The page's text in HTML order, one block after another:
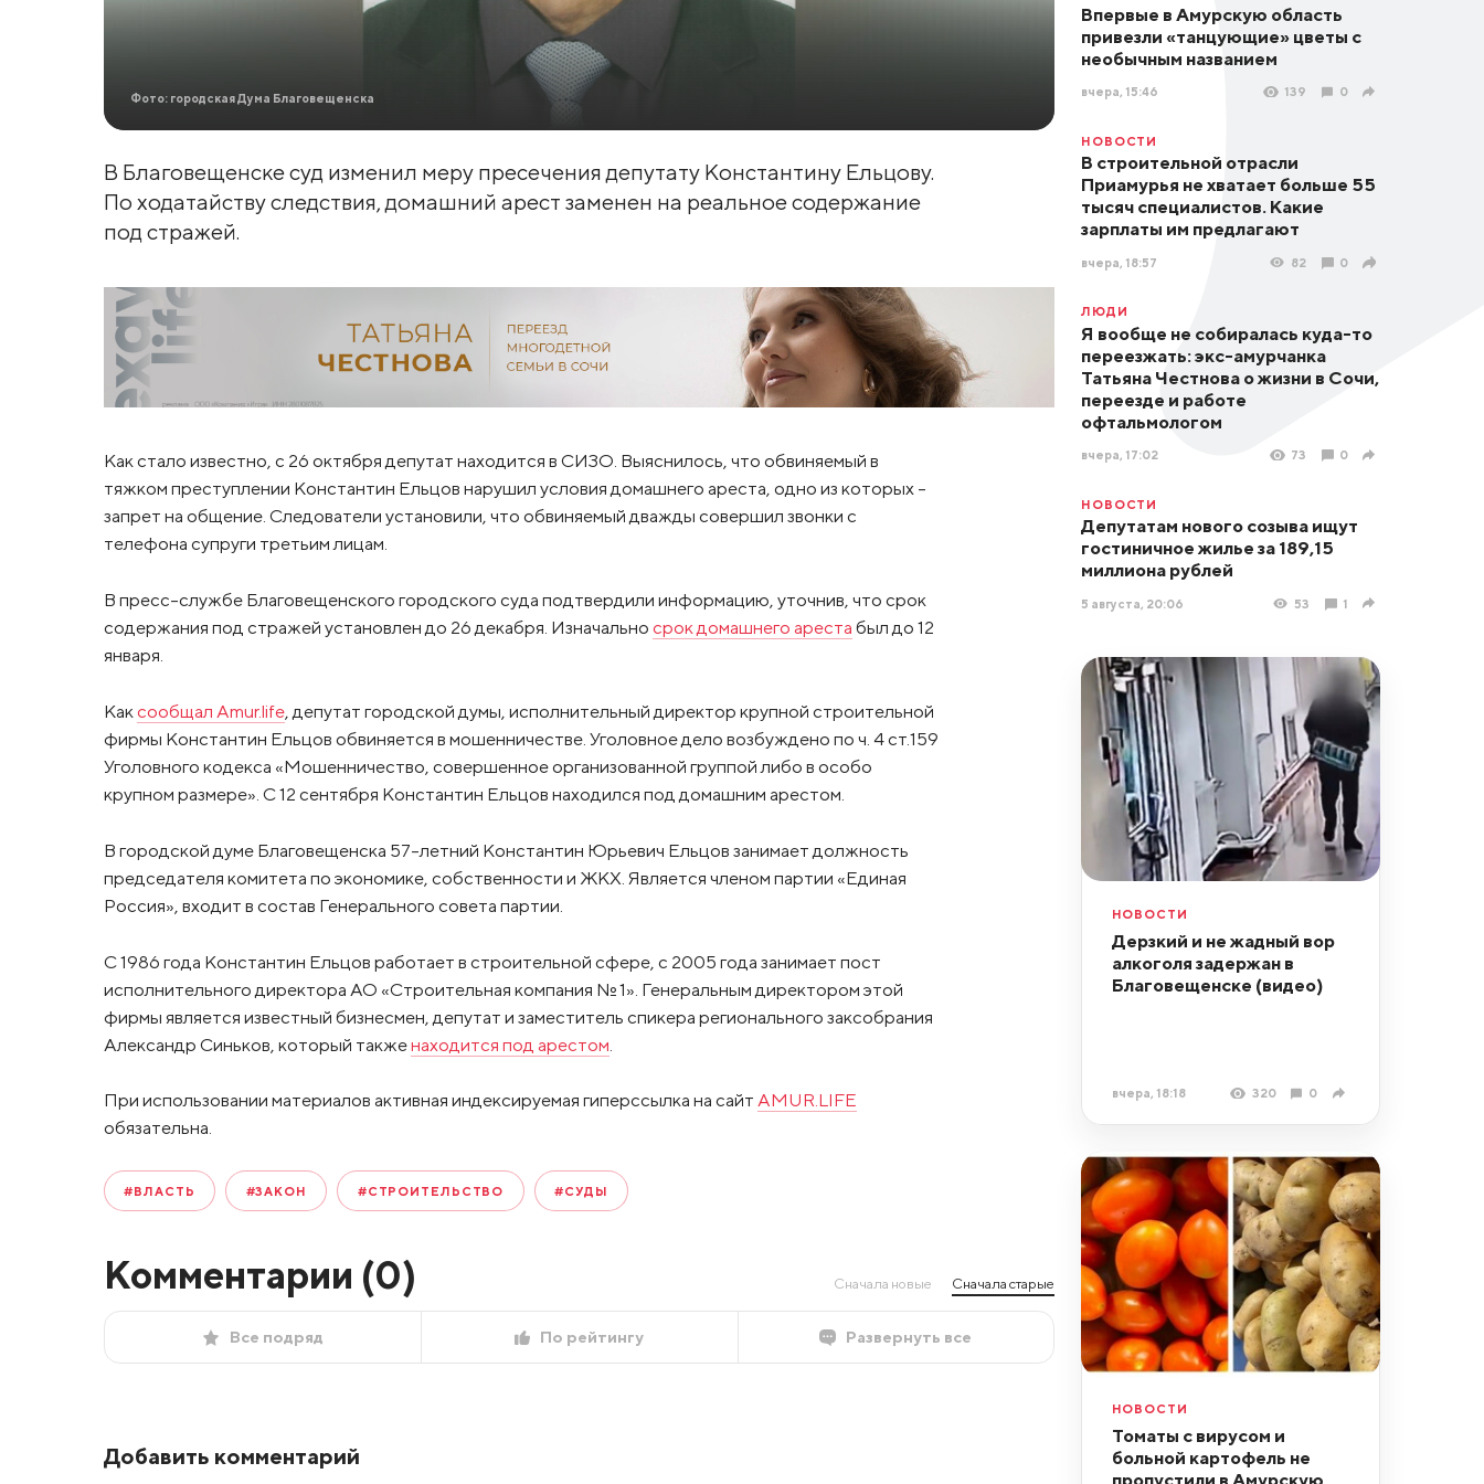
Фото: городская Дума Благовещенска
В Благовещенске суд изменил меру пресечения депутату Константину Ельцову.
По ходатайству следствия, домашний арест заменен на реальное содержание
под стражей.
Как стало известно, с 26 октября депутат находится в СИЗО. Выяснилось, что обвиняемый в
тяжком преступлении Константин Ельцов нарушил условия домашнего ареста, одно из которых –
запрет на общение. Следователи установили, что обвиняемый дважды совершил звонки с
телефона супруги третьим лицам.
В пресс-службе Благовещенского городского суда подтвердили информацию, уточнив, что срок
содержания под стражей установлен до 26 декабря. Изначально срок домашнего ареста был до 12
января.
Как сообщал Amur.life, депутат городской думы, исполнительный директор крупной строительной
фирмы Константин Ельцов обвиняется в мошенничестве. Уголовное дело возбуждено по ч. 4 ст.159
Уголовного кодекса «Мошенничество, совершенное организованной группой либо в особо
крупном размере». С 12 сентября Константин Ельцов находился под домашним арестом.
В городской думе Благовещенска 57-летний Константин Юрьевич Ельцов занимает должность
председателя комитета по экономике, собственности и ЖКХ. Является членом партии «Единая
Россия», входит в состав Генерального совета партии.
С 1986 года Константин Ельцов работает в строительной сфере, с 2005 года занимает пост
исполнительного директора АО «Строительная компания № 1». Генеральным директором этой
фирмы является известный бизнесмен, депутат и заместитель спикера регионального заксобрания
Александр Синьков, который такженаходится под арестом
При использовании материалов активная индексируемая гиперссылка на сайт AMUR.LIFE
обязательна.
#ВЛАСТЬ #ЗАКОН #СТРОИТЕЛЬСТВО #СУДЫ
Комментарии (0) Сначала новые Сначала старые
Все подряд По рейтингу Развернуть все
Добавить комментарий
Впервые в Амурскую область
привезли «танцующие» цветы с
необычным названием
вчера, 15:46 139 0
НОВОСТИ
В строительной отрасли
Приамурья не хватает больше 55
тысяч специалистов. Какие
зарплаты им предлагают
вчера, 18:57 82 0
ЛЮДИ
Я вообще не собиралась куда-то
переезжать: экс-амурчанка
Татьяна Честнова о жизни в Сочи,
переезде и работе
офтальмологом
вчера, 17:02 73 0
НОВОСТИ
Депутатам нового созыва ищут
гостиничное жилье за 189,15
миллиона рублей
5 августа, 20:06 53 1
НОВОСТИ
Дерзкий и не жадный вор
алкоголя задержан в
Благовещенске (видео)
вчера, 18:18 320 0
НОВОСТИ
Томаты с вирусом и
больной картофель не
пропустили в Амурскую